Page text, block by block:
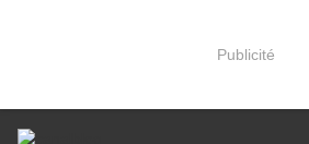
Publicité